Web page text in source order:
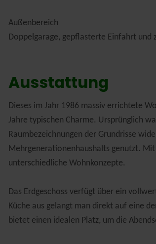
Außenbereich
Doppelgarage, gepflasterte Einfahrt und
Ausstattung
Dieses im Jahr 1986 massiv errichtete
Jahre typischen Charme. Ursprünglich
Raumbezeichnungen der Grundrisse
Mehrgenerationenhaushalts genutzt.
unterschiedliche Wohnkonzepte.
Das Erdgeschoss verfügt über ein
Küche aus gelangt man direkt auf eine
bietet einen idealen Platz, um die